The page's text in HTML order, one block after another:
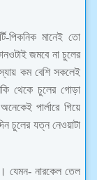
পিকনিক মানেই তো
জমবে না চুলের
কম বেশি সকলেই
থেকে চুলের গোড়া
পার্লারে গিয়ে
চুলের যত্ন নেওয়াটা
যেমন- নারকেল তেল